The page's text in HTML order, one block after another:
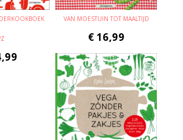
VAN MOESTUIN TOT MAALTIJD
€ 16,99